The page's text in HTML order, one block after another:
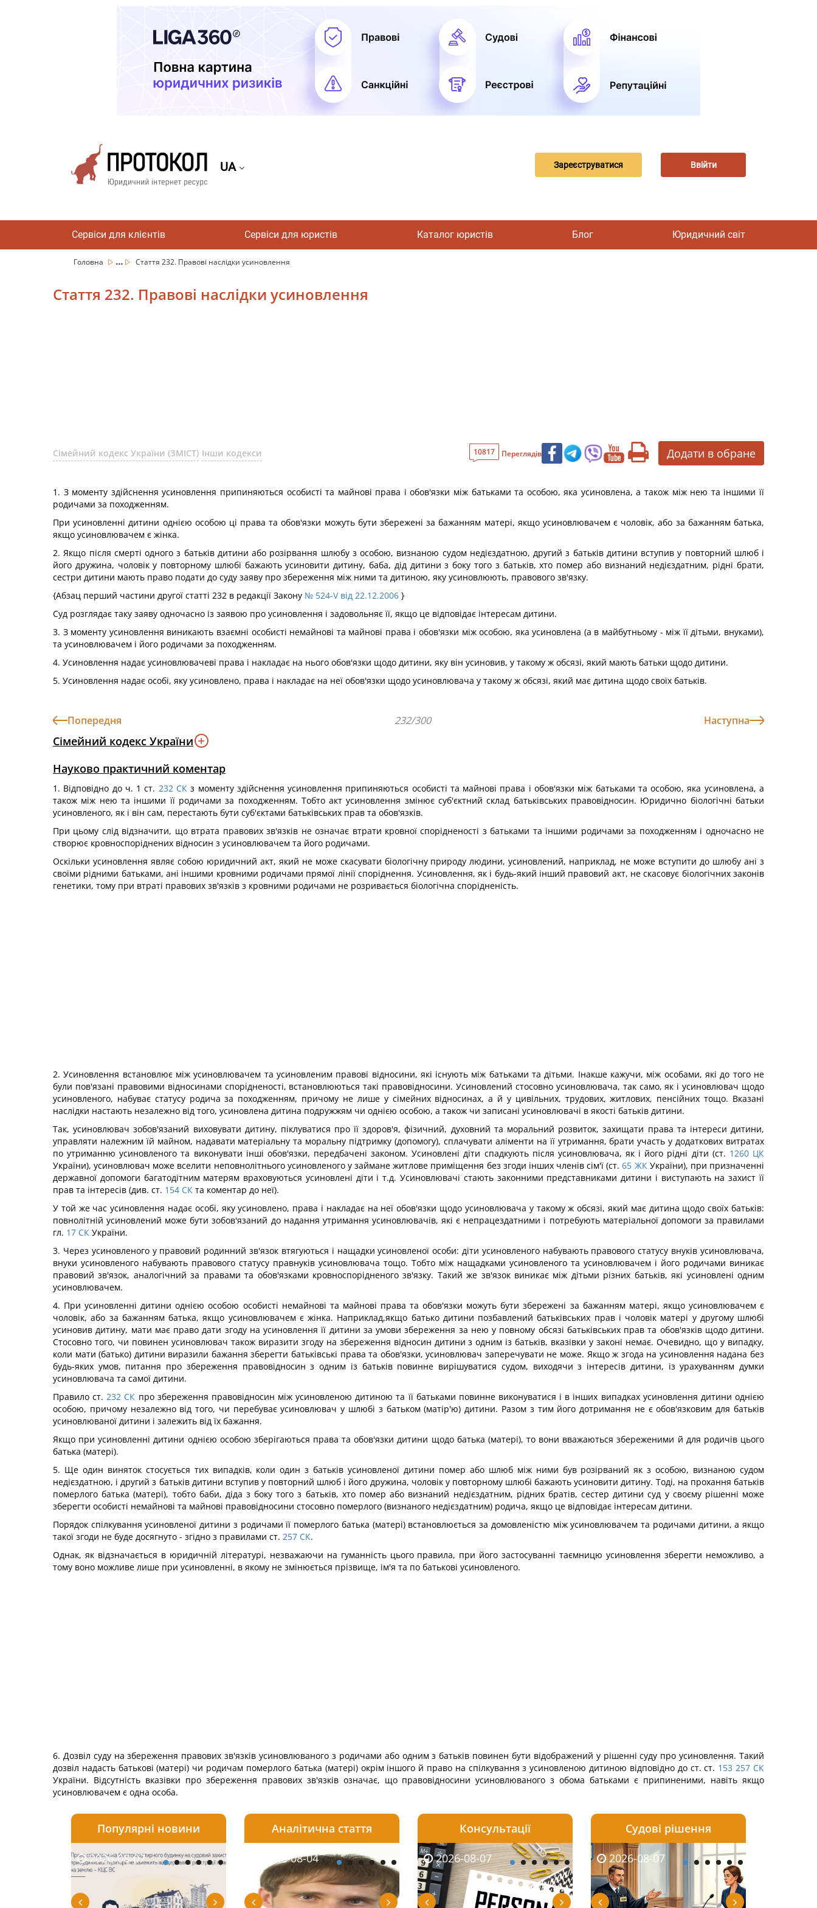
UA Зареєструватися Ввійти
Сервіси для клієнтів Сервіси для юристів Каталог юристів Блог Юридичний світ
Головна ... Стаття 232. Правові наслідки усиновлення
Стаття 232. Правові наслідки усиновлення
Сімейний кодекс України (ЗМІСТ) Інши кодекси 10817 Переглядів Додати в обране
1. З моменту здійснення усиновлення припиняються особисті та майнові права і обов'язки між батьками та особою, яка усиновлена, а також між нею та іншими її
родичами за походженням.
При усиновленні дитини однією особою ці права та обов'язки можуть бути збережені за бажанням матері, якщо усиновлювачем є чоловік, або за бажанням батька,
якщо усиновлювачем є жінка.
2. Якщо після смерті одного з батьків дитини або розірвання шлюбу з особою, визнаною судом недієздатною, другий з батьків дитини вступив у повторний шлюб і
його дружина, чоловік у повторному шлюбі бажають усиновити дитину, баба, дід дитини з боку того з батьків, хто помер або визнаний недієздатним, рідні брати,
сестри дитини мають право подати до суду заяву про збереження між ними та дитиною, яку усиновлюють, правового зв'язку.
{Абзац перший частини другої статті 232 в редакції Закону № 524-V від 22.12.2006 }
Суд розглядає таку заяву одночасно із заявою про усиновлення і задовольняє її, якщо це відповідає інтересам дитини.
3. З моменту усиновлення виникають взаємні особисті немайнові та майнові права і обов'язки між особою, яка усиновлена (а в майбутньому - між її дітьми, внуками),
та усиновлювачем і його родичами за походженням.
4. Усиновлення надає усиновлювачеві права і накладає на нього обов'язки щодо дитини, яку він усиновив, у такому ж обсязі, який мають батьки щодо дитини.
5. Усиновлення надає особі, яку усиновлено, права і накладає на неї обов'язки щодо усиновлювача у такому ж обсязі, який має дитина щодо своїх батьків.
Попередня 232/300 Наступна
Сімейний кодекс України
Науково практичний коментар
1. Відповідно до ч. 1 ст. 232 СКз моменту здійснення усиновлення припиняються особисті та майнові права і обов'язки між батьками та особою, яка усиновлена, а
також між нею та іншими її родичами за походженням. Тобто акт усиновлення змінює суб'єктний склад батьківських правовідносин. Юридично біологічні батьки
усиновленого, як і він сам, перестають бути суб'єктами батьківських прав та обов'язків.
При цьому слід відзначити, що втрата правових зв'язків не означає втрати кровної спорідненості з батьками та іншими родичами за походженням і одночасно не
створює кровноспоріднених відносин з усиновлювачем та його родичами.
Оскільки усиновлення являє собою юридичний акт, який не може скасувати біологічну природу людини, усиновлений, наприклад, не може вступити до шлюбу ані з
своїми рідними батьками, ані іншими кровними родичами прямої лінії споріднення. Усиновлення, як і будь-який інший правовий акт, не скасовує біологічних законів
генетики, тому при втраті правових зв'язків з кровними родичами не розривається біологічна спорідненість.
2. Усиновлення встановлює між усиновлювачем та усиновленим правові відносини, які існують між батьками та дітьми. Інакше кажучи, між особами, які до того не
були пов'язані правовими відносинами спорідненості, встановлюються такі правовідносини. Усиновлений стосовно усиновлювача, так само, як і усиновлювач щодо
усиновленого, набуває статусу родича за походженням, причому не лише у сімейних відносинах, а й у цивільних, трудових, житлових, пенсійних тощо. Вказані
наслідки настають незалежно від того, усиновлена дитина подружжям чи однією особою, а також чи записані усиновлювачі в якості батьків дитини.
Так, усиновлювач зобов'язаний виховувати дитину, піклуватися про її здоров'я, фізичний, духовний та моральний розвиток, захищати права та інтереси дитини,
управляти належним їй майном, надавати матеріальну та моральну підтримку (допомогу), сплачувати аліменти на її утримання, брати участь у додаткових витратах
по утриманню усиновленого та виконувати інші обов'язки, передбачені законом. Усиновлені діти спадкують після усиновлювача, як і його рідні діти (ст. 1260 ЦК
України), усиновлювач може вселити неповнолітнього усиновленого у займане житлове приміщення без згоди інших членів сім'ї (ст. 65 ЖКУкраїни), при призначенні
державної допомоги багатодітним матерям враховуються усиновлені діти і т.д. Усиновлювачі стають законними представниками дитини і виступають на захист її
прав та інтересів (див. ст. 154 СК та коментар до неї).
У той же час усиновлення надає особі, яку усиновлено, права і накладає на неї обов'язки щодо усиновлювача у такому ж обсязі, який має дитина щодо своїх батьків:
повнолітній усиновлений може бути зобов'язаний до надання утримання усиновлювачів, які є непрацездатними і потребують матеріальної допомоги за правилами
гл. 17 СК України.
3. Через усиновленого у правовий родинний зв'язок втягуються і нащадки усиновленої особи: діти усиновленого набувають правового статусу внуків усиновлювача,
внуки усиновленого набувають правового статусу правнуків усиновлювача тощо. Тобто між нащадками усиновленого та усиновлювачем і його родичами виникає
правовий зв'язок, аналогічний за правами та обов'язками кровноспорідненого зв'язку. Такий же зв'язок виникає між дітьми різних батьків, які усиновлені одним
усиновлювачем.
4. При усиновленні дитини однією особою особисті немайнові та майнові права та обов'язки можуть бути збережені за бажанням матері, якщо усиновлювачем є
чоловік, або за бажанням батька, якщо усиновлювачем є жінка. Наприклад,якщо батько дитини позбавлений батьківських прав і чоловік матері у другому шлюбі
усиновив дитину, мати має право дати згоду на усиновлення її дитини за умови збереження за нею у повному обсязі батьківських прав та обов'язків щодо дитини.
Стосовно того, чи повинен усиновлювач також виразити згоду на збереження відносин дитини з одним із батьків, вказівки у законі немає. Очевидно, що у випадку,
коли мати (батько) дитини виразили бажання зберегти батьківські права та обов'язки, усиновлювач заперечувати не може. Якщо ж згода на усиновлення надана без
будь-яких умов, питання про збереження правовідносин з одним із батьків повинне вирішуватися судом, виходячи з інтересів дитини, із урахуванням думки
усиновлювача та самої дитини.
Правило ст. 232 СК про збереження правовідносин між усиновленою дитиною та її батьками повинне виконуватися і в інших випадках усиновлення дитини однією
особою, причому незалежно від того, чи перебуває усиновлювач у шлюбі з батьком (матір'ю) дитини. Разом з тим його дотримання не є обов'язковим для батьків
усиновлюваної дитини і залежить від їх бажання.
Якщо при усиновленні дитини однією особою зберігаються права та обов'язки дитини щодо батька (матері), то вони вважаються збереженими й для родичів цього
батька (матері).
5. Ще один виняток стосується тих випадків, коли один з батьків усиновленої дитини помер або шлюб між ними був розірваний як з особою, визнаною судом
недієздатною, і другий з батьків дитини вступив у повторний шлюб і його дружина, чоловік у повторному шлюбі бажають усиновити дитину. Тоді, на прохання батьків
померлого батька (матері), тобто баби, діда з боку того з батьків, хто помер або визнаний недієздатним, рідних братів, сестер дитини суд у своєму рішенні може
зберегти особисті немайнові та майнові правовідносини стосовно померлого (визнаного недієздатним) родича, якщо це відповідає інтересам дитини.
Порядок спілкування усиновленої дитини з родичами її померлого батька (матері) встановлюється за домовленістю між усиновлювачем та родичами дитини, а якщо
такої згоди не буде досягнуто - згідно з правилами ст. 257 СК.
Однак, як відзначається в юридичній літературі, незважаючи на гуманність цього правила, при його застосуванні таємницю усиновлення зберегти неможливо, а
тому воно можливе лише при усиновленні, в якому не змінюється прізвище, ім'я та по батькові усиновленого.
6. Дозвіл суду на збереження правових зв'язків усиновлюваного з родичами або одним з батьків повинен бути відображений у рішенні суду про усиновлення. Такий
дозвіл надасть батькові (матері) чи родичам померлого батька (матері) окрім іншого й право на спілкування з усиновленою дитиною відповідно до ст. ст. 153 257 СК
України. Відсутність вказівки про збереження правових зв'язків означає, що правовідносини усиновлюваного з обома батьками є припиненими, навіть якщо
усиновлювачем є одна особа.
Популярні новини
2026-08-07 2026-08-06 2026-08-06 2026-08-06 2026-08-05
Аналітична стаття
2026-08-03 2026-08-04 2026-08-04 2026-08-03 2026-08-03
Консультації
2026-08-05 2026-08-07 2026-08-07 2026-08-06
Судові рішення
2026-07-30 2026-08-07